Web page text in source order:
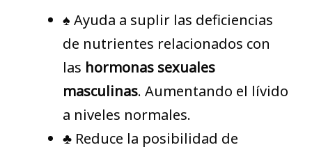
♠ Ayuda a suplir las deficiencias
de nutrientes relacionados con
las hormonas sexuales
masculinas. Aumentando el lívido
a niveles normales.
♣ Reduce la posibilidad de